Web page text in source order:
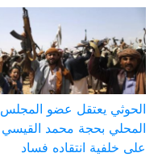
الحوثي يعتقل عضو المجلس
المحلي بحجة محمد القيسي
على خلفية انتقاده فساد